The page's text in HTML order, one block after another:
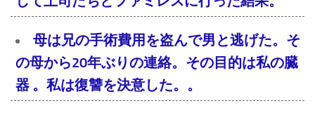
母は兄の手術費用を盗んで男と逃げた。そ
の母から20年ぶりの連絡。その目的は私の臓
器 。私は復讐を決意した。。